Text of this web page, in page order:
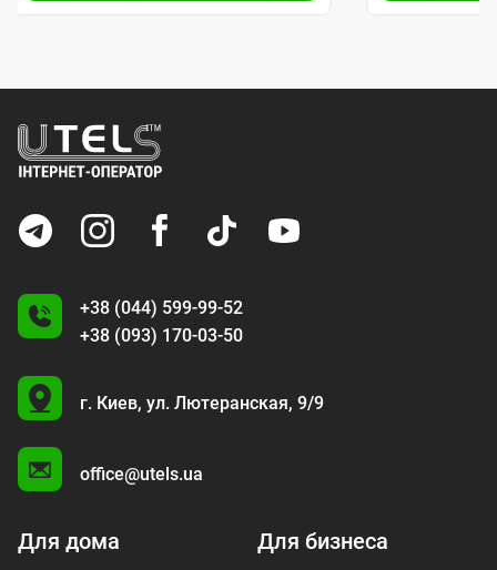
+38 (044) 599-99-52
+38 (093) 170-03-50
U
г. Киев, ул. Лютеранская, 9/9
office@utels.ua
Для дома Для бизнеса